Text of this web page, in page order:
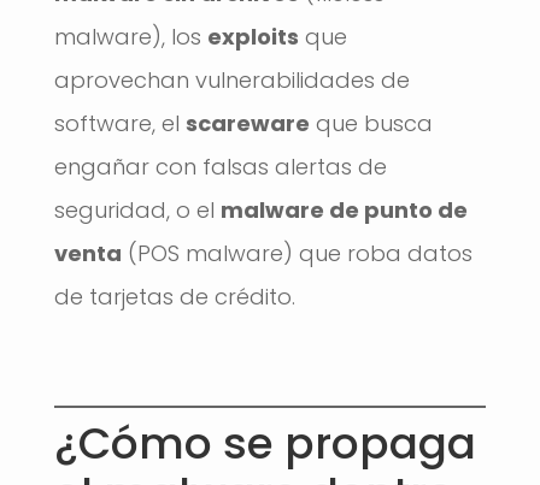
malware), los exploits que
aprovechan vulnerabilidades de
software, el scareware que busca
engañar con falsas alertas de
seguridad, o el malware de punto de
venta (POS malware) que roba datos
de tarjetas de crédito.
¿Cómo se propaga